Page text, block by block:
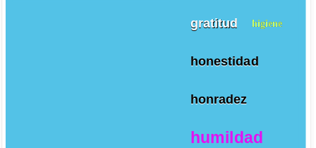
gratitud higiene
honestidad
honradez
humildad